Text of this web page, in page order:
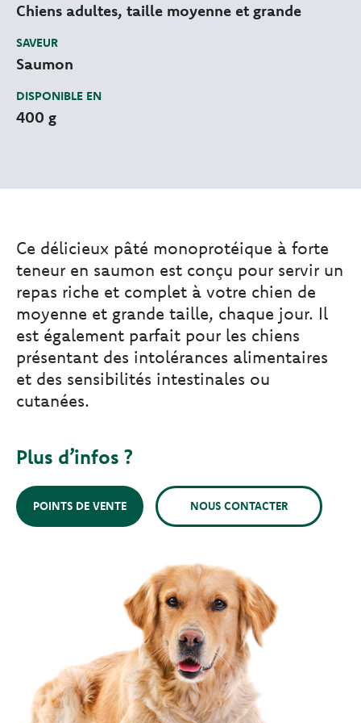
Chiens adultes, taille moyenne et grande
SAVEUR
Saumon
DISPONIBLE EN
400 g
Ce délicieux pâté monoprotéique à forte
teneur en saumon est conçu pour servir un
repas riche et complet à votre chien de
moyenne et grande taille, chaque jour. Il
est également parfait pour les chiens
présentant des intolérances alimentaires
et des sensibilités intestinales ou
cutanées.
Plus d’infos ?
POINTS DE VENTE NOUS CONTACTER